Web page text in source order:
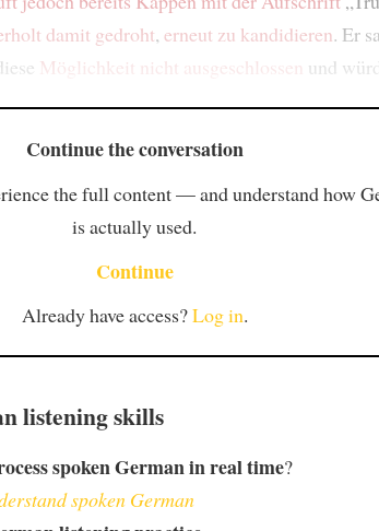
damit gedroht, erneut zu kandidieren. Er
Möglichkeit nicht ausgeschlossen und
Continue the conversation
the full content — and understand how
is actually used.
Continue
Already have access?Log in.
listening skills
spoken German in real time?
spoken German